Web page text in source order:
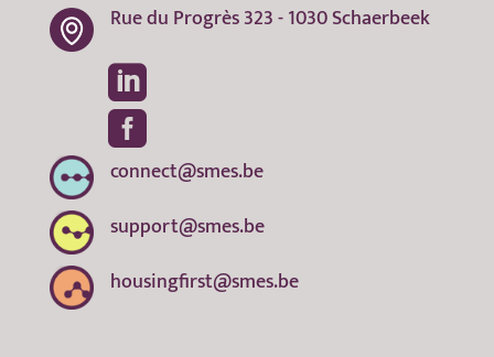
Rue du Progrès 323 - 1030 Schaerbeek


connect@smes.be
support@smes.be
housingfirst@smes.be